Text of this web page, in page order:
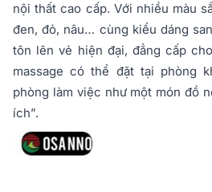
nội thất cao cấp. Với nhiều màu
đen, đỏ, nâu… cùng kiểu dáng
tôn lên vẻ hiện đại, đẳng cấp
massage có thể đặt tại phòng
phòng làm việc như một món đồ
ích”.